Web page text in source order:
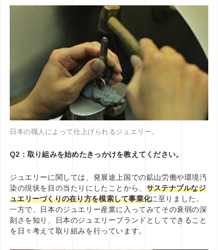
日本の職人によって仕上げられるジュエリー。
Q2：取り組みを始めたきっかけを教えてください。
ジュエリーに関しては、発展途上国での鉱山労働や環境汚
染の現状を目の当たりにしたことから、 サステナブルなジ
ュエリーづくりの在り方を模索して事業化に至りました。
一方で、日本のジュエリー産業に入ってみてその衰弱の深
刻さを知り、日本のジュエリーブランドとしてできること
を日々考えて取り組みを行っています。